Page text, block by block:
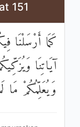
151
كَمَا أَرْسَلْنَا
آيَاتِنَا
وَيُعَلِّمُكُمْ مَا